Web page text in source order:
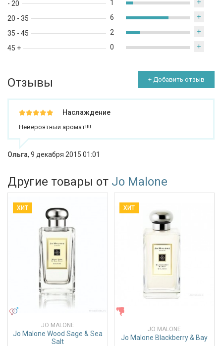
- 20
20 - 35
35 - 45
45 +
1 +
6 +
2 +
0 +
Отзывы + Добавить отзыв
Наслаждение
Невероятный аромат!!!!
Ольга, 9 декабря 2015 01:01
Другие товары от Jo Malone
ХИТ
JO MALONE
Jo Malone Wood Sage & Sea
Salt
ХИТ
JO MALONE
Jo Malone Blackberry & Bay